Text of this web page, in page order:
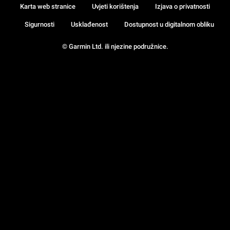
© Garmin Ltd. ili njezine podružnice.
Karta web stranice Uvjeti korištenja Izjava o privatnosti
Sigurnosti Usklađenost Dostupnost u digitalnom obliku